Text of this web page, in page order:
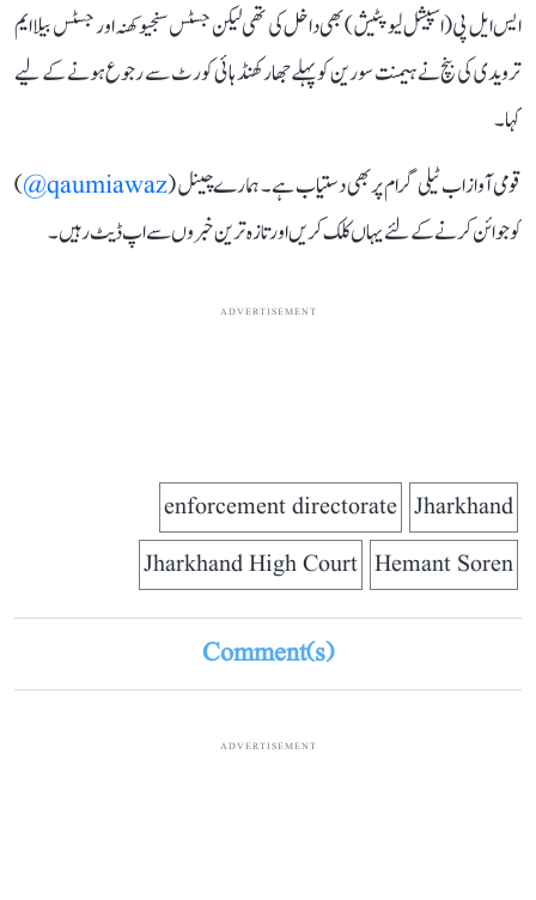
ایس ایل پی (اسپیشل لیو پٹیش) بھی داخل کی تھی لیکن جسٹس سنجیو کھنہ اور جسٹس بیلا ایم
ترویدی کی بنچ نے ہیمنت سورین کو پہلے جھارکھنڈ ہائی کورٹ سے رجوع ہونے کے لیے
کہا۔
قومی آواز اب ٹیلی گرام پر بھی دستیاب ہے۔ ہمارے چینل (qaumiawaz@
)
کو جوائن کرنے کے لئے یہاں کلک کریں اور تازہ ترین خبروں سے اپ ڈیٹ رہیں۔
ADVERTISEMENT
Jharkhand
enforcement directorate
Hemant Soren
Jharkhand High Court
Comment(s)
ADVERTISEMENT